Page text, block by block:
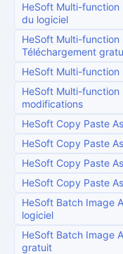
HeSoft Multi-function
du logiciel
HeSoft Multi-function
Téléchargement
HeSoft Multi-function
HeSoft Multi-function
modifications
HeSoft Copy Paste
HeSoft Copy Paste
HeSoft Copy Paste
HeSoft Copy Paste
HeSoft Batch Image
logiciel
HeSoft Batch Image
gratuit